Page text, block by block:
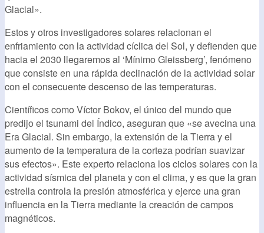
Glacial».
Estos y otros investigadores solares relacionan el
enfriamiento con la actividad cíclica del Sol, y defienden que
hacia el 2030 llegaremos al ‘Mínimo Gleissberg’, fenómeno
que consiste en una rápida declinación de la actividad solar
con el consecuente descenso de las temperaturas.
Científicos como Víctor Bokov, el único del mundo que
predijo el tsunami del Índico, aseguran que «se avecina una
Era Glacial. Sin embargo, la extensión de la Tierra y el
aumento de la temperatura de la corteza podrían suavizar
sus efectos». Este experto relaciona los ciclos solares con la
actividad sísmica del planeta y con el clima, y es que la gran
estrella controla la presión atmosférica y ejerce una gran
influencia en la Tierra mediante la creación de campos
magnéticos.